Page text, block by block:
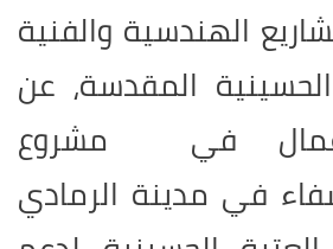
الهندسية والفنية
الحسينية المقدسة، عن
في مشروع
في مدينة الرمادي